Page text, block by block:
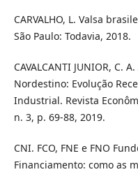
CARVALHO, L. Valsa
São Paulo: Todavia, 2018.
CAVALCANTI JUNIOR, C.
Nordestino: Evolução
Industrial. Revista
n. 3, p. 69-88, 2019.
CNI. FCO, FNE e FNO
Financiamento: como as